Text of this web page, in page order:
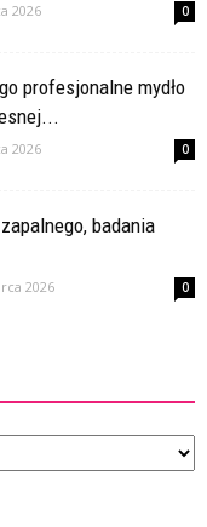
2026 0
profesjonalne mydło
2026 0
badania
2026 0